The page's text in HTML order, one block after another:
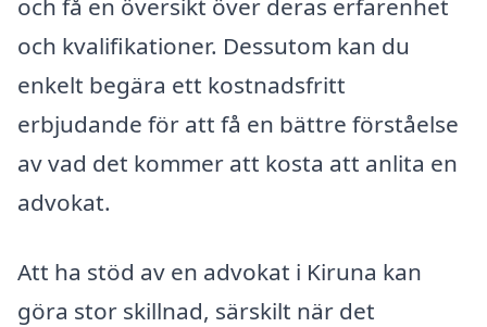
och få en översikt över deras erfarenhet
och kvalifikationer. Dessutom kan du
enkelt begära ett kostnadsfritt
erbjudande för att få en bättre förståelse
av vad det kommer att kosta att anlita en
advokat.
Att ha stöd av en advokat i Kiruna kan
göra stor skillnad, särskilt när det